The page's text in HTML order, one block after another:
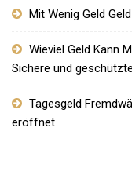
Mit Wenig Geld
Wieviel Geld Kann
Sichere und
Tagesgeld
eröffnet